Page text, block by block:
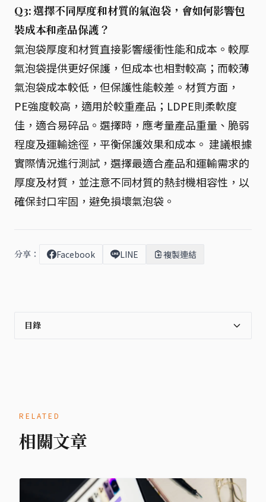
Q3: 選擇不同厚度和材質的氣泡袋，會如何影響包
裝成本和產品保護？
氣泡袋厚度和材質直接影響緩衝性能和成本。較厚
氣泡袋提供更好保護，但成本也相對較高；而較薄
氣泡袋成本較低，但保護性能較差。材質方面，
PE強度較高，適用於較重產品；LDPE則柔軟度
佳，適合易碎品。選擇時，應考量產品重量、脆弱
程度及運輸途徑，平衡保護效果和成本。 建議根據
實際情況進行測試，選擇最適合產品和運輸需求的
厚度及材質，並注意不同材質的熱封機相容性，以
確保封口牢固，避免損壞氣泡袋。
分享： Facebook LINE 複製連結
目錄
RELATED
相關文章